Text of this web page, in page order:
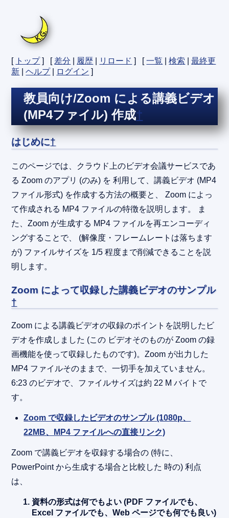
[ トップ] [ 差分 履歴 リロード ] [一覧 |検索 |最終更
新 |ヘルプ| ログイン ]
教員向け/Zoom による講義ビデオ
(MP4ファイル) 作成†
はじめに†
このページでは、クラウド上のビデオ会議サービスであ
る Zoom のアプリ (のみ) を 利用して、講義ビデオ (MP4
ファイル形式) を作成する方法の概要と、 Zoom によっ
て作成される MP4 ファイルの特徴を説明します。 ま
た、Zoom が生成する MP4 ファイルを再エンコーディ
ングすることで、 (解像度・フレームレートは落ちます
が) ファイルサイズを 1/5 程度まで削減できることを説
明します。
Zoom によって収録した講義ビデオのサンプル
†
Zoom による講義ビデオの収録のポイントを説明したビ
デオを作成しました (この ビデオそのものが Zoom の録
画機能を使って収録したものです)。Zoom が出力した
MP4 ファイルそのままで、一切手を加えていません。
6:23 のビデオで、ファイルサイズは約 22 M バイトで
す。
Zoom で収録したビデオのサンプル (1080p、
22MB、MP4 ファイルへの直接リンク)
Zoom で講義ビデオを収録する場合の (特に、
PowerPoint から生成する場合と比較した 時の) 利点
は、
資料の形式は何でもよい (PDF ファイルでも、
Excel ファイルでも、Web ページでも何でも良い)